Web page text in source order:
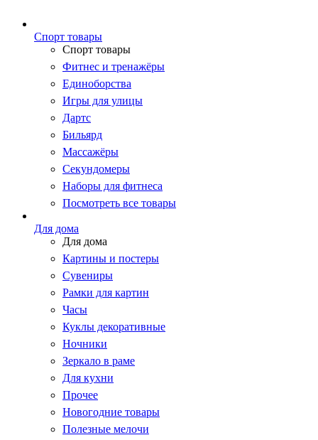
Cпорт товары
Cпорт товары
Фитнес и тренажёры
Единоборства
Игры для улицы
Дартс
Бильярд
Массажёры
Секундомеры
Наборы для фитнеса
Посмотреть все товары
Для дома
Для дома
Картины и постеры
Сувениры
Рамки для картин
Часы
Куклы декоративные
Ночники
Зеркало в раме
Для кухни
Прочее
Новогодние товары
Полезные мелочи